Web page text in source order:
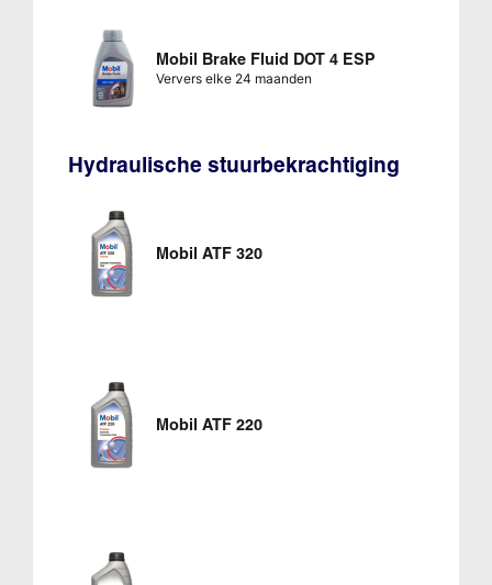
Mobil Brake Fluid DOT 4 ESP
Ververs elke 24 maanden
Hydraulische stuurbekrachtiging
Mobil ATF 320
Mobil ATF 220